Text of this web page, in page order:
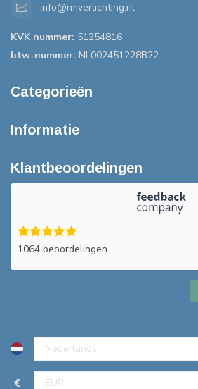
info@rmverlichting.nl
KVK nummer: 51254816
btw-nummer: NL002451228B22
Categorieën
Informatie
Klantbeoordelingen
1064 beoordelingen
€